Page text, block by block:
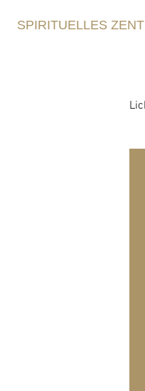
SPIRITUELLES